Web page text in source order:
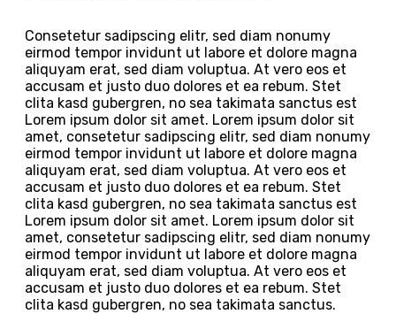
Consetetur sadipscing elitr, sed diam nonumy
eirmod tempor invidunt ut labore et dolore magna
aliquyam erat, sed diam voluptua. At vero eos et
accusam et justo duo dolores et ea rebum. Stet
clita kasd gubergren, no sea takimata sanctus est
Lorem ipsum dolor sit amet. Lorem ipsum dolor sit
amet, consetetur sadipscing elitr, sed diam nonumy
eirmod tempor invidunt ut labore et dolore magna
aliquyam erat, sed diam voluptua. At vero eos et
accusam et justo duo dolores et ea rebum. Stet
clita kasd gubergren, no sea takimata sanctus est
Lorem ipsum dolor sit amet. Lorem ipsum dolor sit
amet, consetetur sadipscing elitr, sed diam nonumy
eirmod tempor invidunt ut labore et dolore magna
aliquyam erat, sed diam voluptua. At vero eos et
accusam et justo duo dolores et ea rebum. Stet
clita kasd gubergren, no sea takimata sanctus.